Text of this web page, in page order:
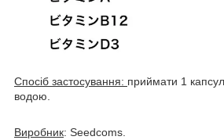
Спосіб застосування: приймати 1
водою.
Виробник: Seedcoms.